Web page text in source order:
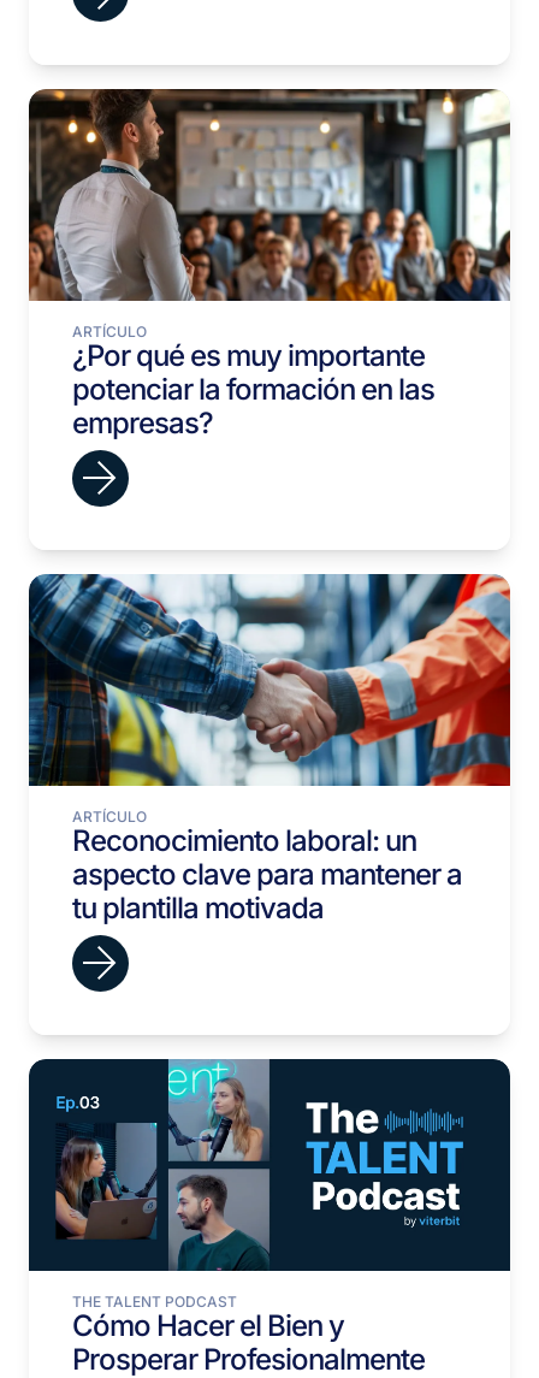
ARTÍCULO
¿Por qué es muy importante
potenciar la formación en las
empresas?
ARTÍCULO
Reconocimiento laboral: un
aspecto clave para mantener a
tu plantilla motivada
THE TALENT PODCAST
Cómo Hacer el Bien y
Prosperar Profesionalmente